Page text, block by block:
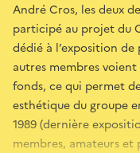
André Cros, les deux
participé au projet du
dédié à l’exposition
autres membres
fonds, ce qui permet
esthétique du groupe
1989 (dernière
membres, amateurs et